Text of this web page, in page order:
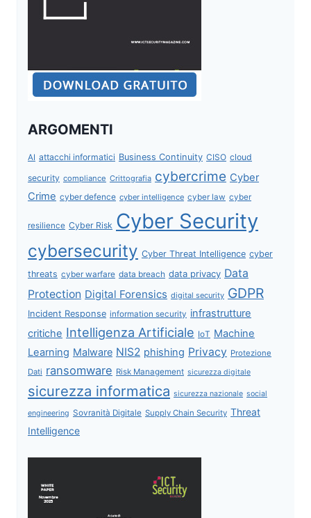
ARGOMENTI
AI attacchi informatici Business Continuity CISO cloud
security compliance Crittografia cybercrime Cyber
Crime cyber defence cyber intelligence cyber law cyber
resilience Cyber Risk Cyber Security
cybersecurity Cyber Threat Intelligence cyber
threats cyber warfare data breach data privacy Data
Protection Digital Forensics digital security GDPR
Incident Response information security infrastrutture
critiche Intelligenza Artificiale IoT Machine
Learning Malware NIS2 phishing Privacy Protezione
Dati ransomware Risk Management sicurezza digitale
sicurezza informatica sicurezza nazionale social
engineering Sovranità Digitale Supply Chain Security Threat
Intelligence